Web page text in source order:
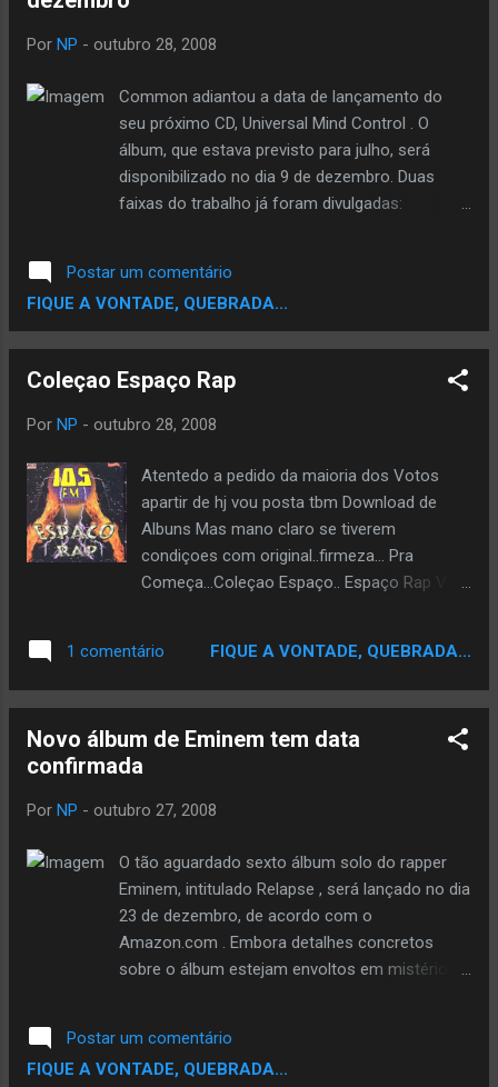
Uma pessoa não entra em seu estúdio, atira
em você e te mata com outras pessoas em
Eu acredito que o documentário ajuda a
esclarecer um pouco mais sobre o assunto. Ele
cria uma imagem mais clara do que realmente
aconteceu naquele momento. As pessoas
apenas ouvem 'Jam Master Jay foi baleado'.
Central do Rap
Por NP - outubro 28, 2008
Common adiantou a data de lançamento do
seu próximo CD, Universal Mind Control . O
álbum, que estava previsto para julho, será
disponibilizado no dia 9 de dezembro. Duas
faixas do trabalho já foram divulgadas:
Williams. O último trabalho do rapper foi Finding
Forever , de 2007. Terra
Postar um comentário
FIQUE A VONTADE, QUEBRADA...
Coleçao Espaço Rap
Por NP - outubro 28, 2008
Atentedo a pedido da maioria dos Votos
apartir de hj vou posta tbm Download de
Albuns Mas mano claro se tiverem
condiçoes com original..firmeza... Pra
Começa...Coleçao Espaço.. Espaço Rap Vol
Vingança - Face da Morte 04 - Lei da
Periferia - Consciência Humana 05 -
Hum 06 - Pirituba (Versão Charme) - RZO 07
- Periferia Segue Sangrando - GOG 08 -
Frisurados - Guind'Art 121 10 - Emanoel -
Prevalece - Código Fatal
http://rapidshare.com/files/9965891/Esp
a_o_Rap_Volume_1_www.mentesrevoltada
na Bomba - De Menos Crime 02 - Click,
Visita - Realidade Cruel 04 - Carruagem da
Morte - Face da Morte 05 - África - A Firma
1 comentário FIQUE A VONTADE, QUEBRADA...
Novo álbum de Eminem tem data
confirmada
Por NP - outubro 27, 2008
O tão aguardado sexto álbum solo do rapper
Eminem, intitulado Relapse , será lançado no dia
23 de dezembro, de acordo com o
Amazon.com . Embora detalhes concretos
sobre o álbum estejam envoltos em mistério,
novo registro de inéditas do astro de Detroit. O
novo LP de Eminem será seu primeiro álbum de
Postar um comentário
FIQUE A VONTADE, QUEBRADA...